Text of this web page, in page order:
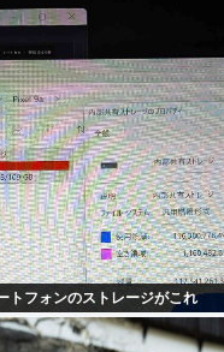
トフォンのストレージがこれ